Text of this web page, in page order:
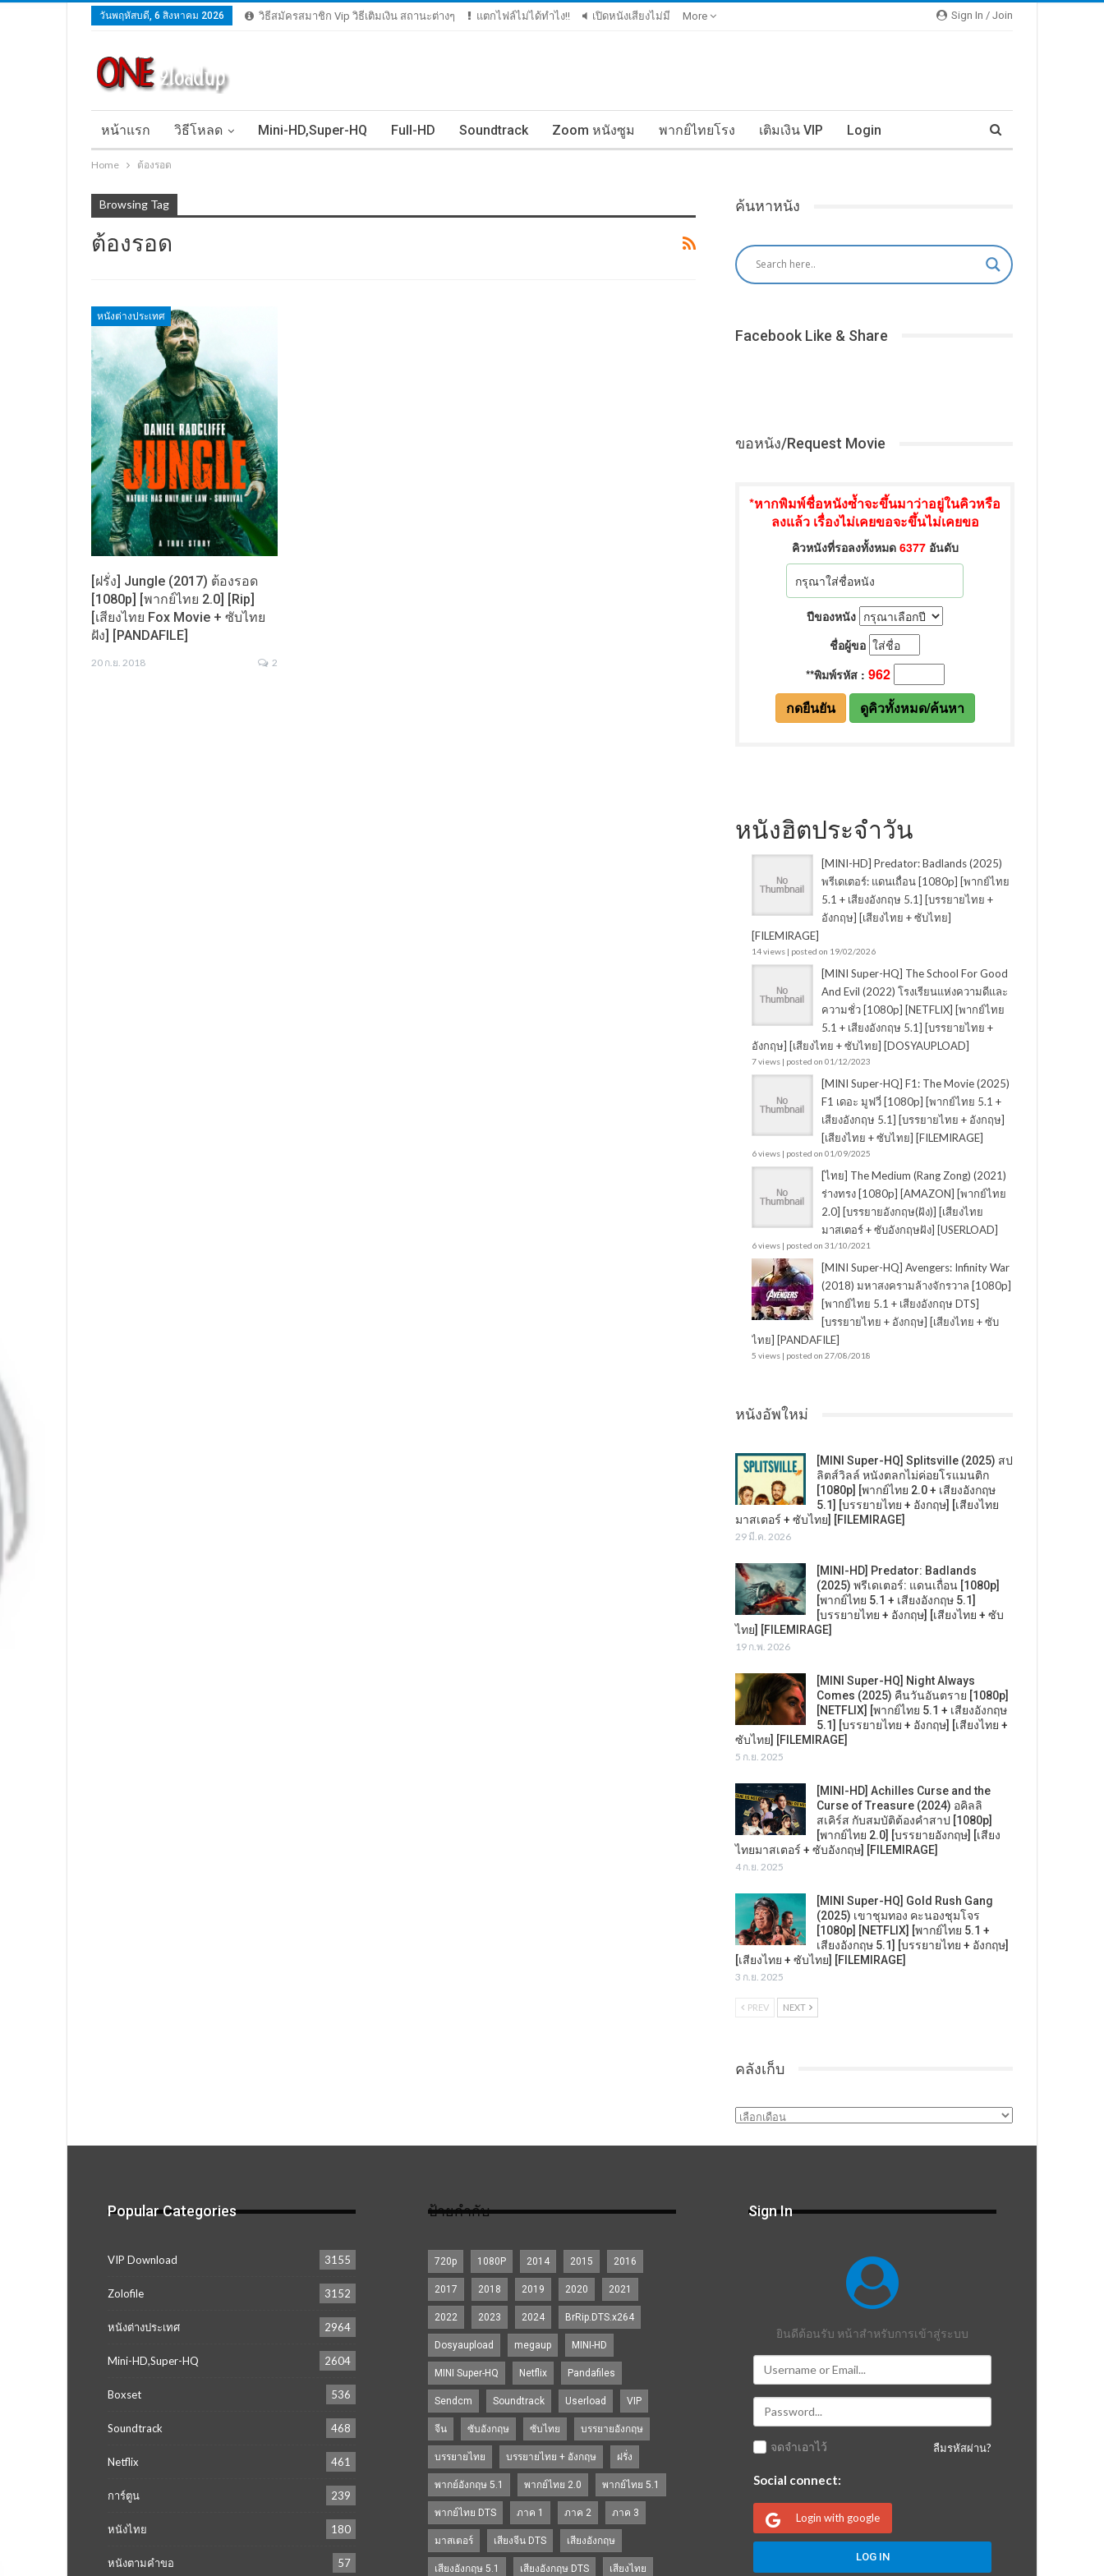
Sign In / Join
วันพฤหัสบดี, 6 สิงหาคม 2026 วิธีสมัครสมาชิก Vip วิธีเติมเงิน สถานะต่างๆ แตกไฟล์ไม่ได้ทำไง!! เปิดหนังเสียงไม่มี More
หน้าแรก วิธีโหลด Mini-HD,Super-HQ Full-HD Soundtrack Zoom หนังซูม พากย์ไทยโรง เติมเงิน VIP Login
Home ต้องรอด
Browsing Tag
ต้องรอด
หนังต่างประเทศ
[ฝรั่ง] Jungle (2017) ต้องรอด
[1080p] [พากย์ไทย 2.0] [Rip]
[เสียงไทย Fox Movie + ซับไทย
ฝัง] [PANDAFILE]
20 ก.ย. 2018 2
ค้นหาหนัง
Facebook Like & Share
ขอหนัง/Request Movie
หนังฮิตประจำวัน
[MINI-HD] Predator: Badlands (2025)
พรีเดเตอร์: แดนเถื่อน [1080p] [พากย์ไทย
5.1 + เสียงอังกฤษ 5.1] [บรรยายไทย +
อังกฤษ] [เสียงไทย + ซับไทย]
[FILEMIRAGE]
14 views| posted on 19/02/2026
[MINI Super-HQ] The School For Good
And Evil (2022) โรงเรียนแห่งความดีและ
ความชั่ว [1080p] [NETFLIX] [พากย์ไทย
5.1 + เสียงอังกฤษ 5.1] [บรรยายไทย +
อังกฤษ] [เสียงไทย + ซับไทย] [DOSYAUPLOAD]
7 views| posted on 01/12/2023
[MINI Super-HQ] F1: The Movie (2025)
F1 เดอะ มูฟวี่ [1080p] [พากย์ไทย 5.1 +
เสียงอังกฤษ 5.1] [บรรยายไทย + อังกฤษ]
[เสียงไทย + ซับไทย] [FILEMIRAGE]
6 views| posted on 01/09/2025
[ไทย] The Medium (Rang Zong) (2021)
ร่างทรง [1080p] [AMAZON] [พากย์ไทย
2.0] [บรรยายอังกฤษ(ฝัง)] [เสียงไทย
มาสเตอร์ + ซับอังกฤษฝัง] [USERLOAD]
6 views| posted on 31/10/2021
[MINI Super-HQ] Avengers: Infinity War
(2018) มหาสงครามล้างจักรวาล [1080p]
[พากย์ไทย 5.1 + เสียงอังกฤษ DTS]
[บรรยายไทย + อังกฤษ] [เสียงไทย + ซับ
ไทย] [PANDAFILE]
5 views| posted on 27/08/2018
หนังอัพใหม่
[MINI Super-HQ] Splitsville (2025) สป
ลิตส์วิลล์ หนังตลกไม่ค่อยโรแมนติก
[1080p] [พากย์ไทย 2.0 + เสียงอังกฤษ
5.1] [บรรยายไทย + อังกฤษ] [เสียงไทย
มาสเตอร์ + ซับไทย] [FILEMIRAGE]
29 มี.ค. 2026
[MINI-HD] Predator: Badlands
(2025) พรีเดเตอร์: แดนเถื่อน [1080p]
[พากย์ไทย 5.1 + เสียงอังกฤษ 5.1]
[บรรยายไทย + อังกฤษ] [เสียงไทย + ซับ
ไทย] [FILEMIRAGE]
19 ก.พ. 2026
[MINI Super-HQ] Night Always
Comes (2025) คืนวันอันตราย [1080p]
[NETFLIX] [พากย์ไทย 5.1 + เสียงอังกฤษ
5.1] [บรรยายไทย + อังกฤษ] [เสียงไทย +
ซับไทย] [FILEMIRAGE]
5 ก.ย. 2025
[MINI-HD] Achilles Curse and the
Curse of Treasure (2024) อคิลลิ
สเคิร์ส กับสมบัติต้องคำสาป [1080p]
[พากย์ไทย 2.0] [บรรยายอังกฤษ] [เสียง
ไทยมาสเตอร์ + ซับอังกฤษ] [FILEMIRAGE]
4 ก.ย. 2025
[MINI Super-HQ] Gold Rush Gang
(2025) เขาชุมทอง คะนองชุมโจร
[1080p] [NETFLIX] [พากย์ไทย 5.1 +
เสียงอังกฤษ 5.1] [บรรยายไทย + อังกฤษ]
[เสียงไทย + ซับไทย] [FILEMIRAGE]
3 ก.ย. 2025
PREV NEXT
คลังเก็บ
คลัง
Popular Categories
VIP Download 3155
Zolofile 3152
หนังต่างประเทศ 2964
Mini-HD,Super-HQ 2604
Boxset 536
Soundtrack 468
Netflix 461
การ์ตูน 239
หนังไทย 180
หนังตามคำขอ 57
ป้ายกำกับ
720p 1080P 2014 2015 2016
2017 2018 2019 2020 2021
2022 2023 2024 BrRip.DTS.x264
Dosyaupload megaup MINI-HD
MINI Super-HQ Netflix Pandafiles
Sendcm Soundtrack Userload VIP
จีน ซับอังกฤษ ซับไทย บรรยายอังกฤษ
บรรยายไทย บรรยายไทย + อังกฤษ ฝรั่ง
พากย์อังกฤษ 5.1 พากย์ไทย 2.0 พากย์ไทย 5.1
พากย์ไทย DTS ภาค 1 ภาค 2 ภาค 3
มาสเตอร์ เสียงจีน DTS เสียงอังกฤษ
เสียงอังกฤษ 5.1 เสียงอังกฤษ DTS เสียงไทย
Sign In
ยินดีต้อนรับ หน้าสำหรับการเข้าสู่ระบบ
ลืมรหัสผ่าน?
จดจำเอาไว้
Social connect:
Login with google